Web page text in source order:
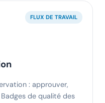
FLUX DE TRAVAIL
: approuver,
de qualité des